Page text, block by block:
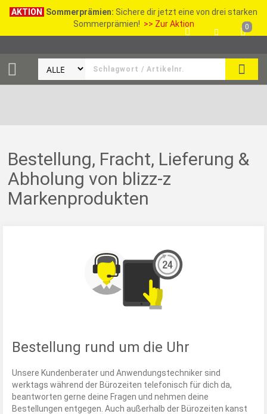
AKTION Sommerprämien: Sichere dir jetzt eine von drei starken
Sommerprämien! >> Zur Aktion 0
Bestellung, Fracht, Lieferung &
Abholung von blizz-z
Markenprodukten
Bestellung rund um die Uhr
Unsere Kundenberater und Anwendungstechniker sind
werktags während der Bürozeiten telefonisch für dich da,
beantworten gerne deine Fragen und nehmen deine
Bestellungen entgegen. Auch außerhalb der Bürozeiten kanst